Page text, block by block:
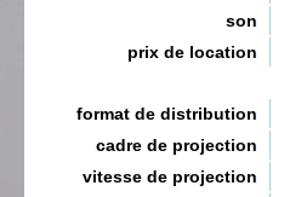
son
prix de location
format de distribution
cadre de projection
vitesse de projection